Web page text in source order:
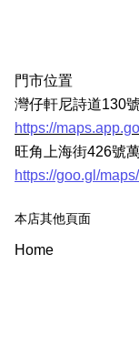
門市位置
灣仔軒尼詩道130
https://
旺角上海街426號
https://goo.gl/
本店其他頁面
Home